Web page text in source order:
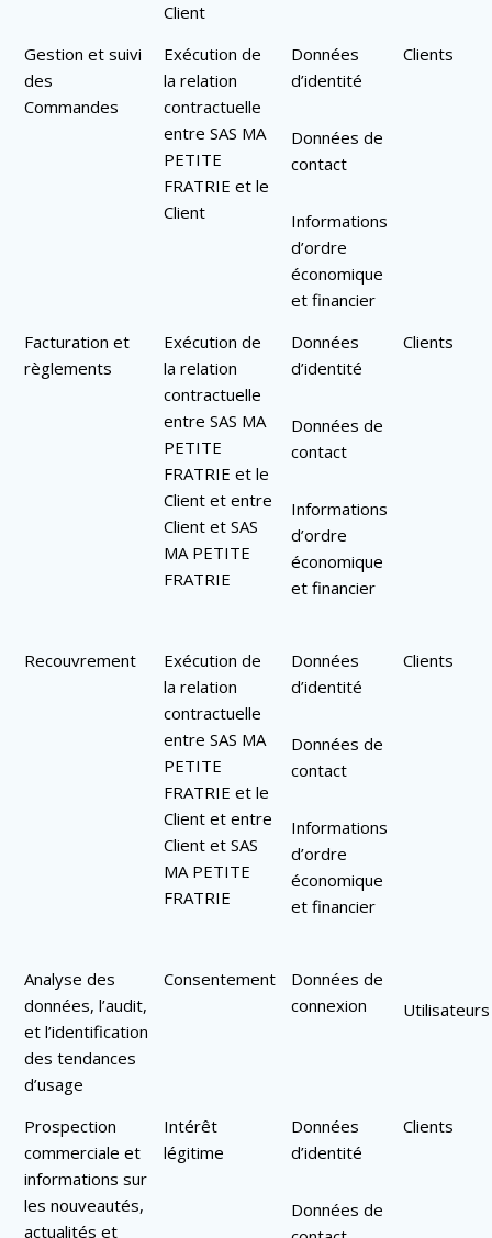
Client
Gestion et suivi
des
Commandes
Exécution de
la relation
contractuelle
entre SAS MA
PETITE
FRATRIE et le
Client
Données
d’identité
Clients
Données de
contact
Informations
d’ordre
économique
et financier
Facturation et
règlements
Exécution de
la relation
contractuelle
entre SAS MA
PETITE
FRATRIE et le
Client et entre
Client et SAS
MA PETITE
FRATRIE
Données
d’identité
Clients
Données de
contact
Informations
d’ordre
économique
et financier
Recouvrement
Exécution de
la relation
contractuelle
entre SAS MA
PETITE
FRATRIE et le
Client et entre
Client et SAS
MA PETITE
FRATRIE
Données
d’identité
Clients
Données de
contact
Informations
d’ordre
économique
et financier
Analyse des
données, l’audit,
et l’identification
des tendances
d’usage
Consentement
Données de
connexion
Utilisateurs
Prospection
commerciale et
informations sur
les nouveautés,
actualités et
Intérêt
légitime
Données
d’identité
Clients
Données de